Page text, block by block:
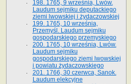
198. 1765, 9 września, Lwów.
Laudum sejmiku deputackiego
ziemi lwowskiej i żydaczowskiej
199. 1765, 10 września,
Przemyśl. Laudum sejmiku
gospodarskiego przemyskiego
200. 1765, 10 września, Lwów.
Laudum sejmiku
gospodarskiego ziemi lwowskiej
i powiatu żydaczowskiego
201. 1766, 30 czerwca, Sanok.
Laudum elekcyjne